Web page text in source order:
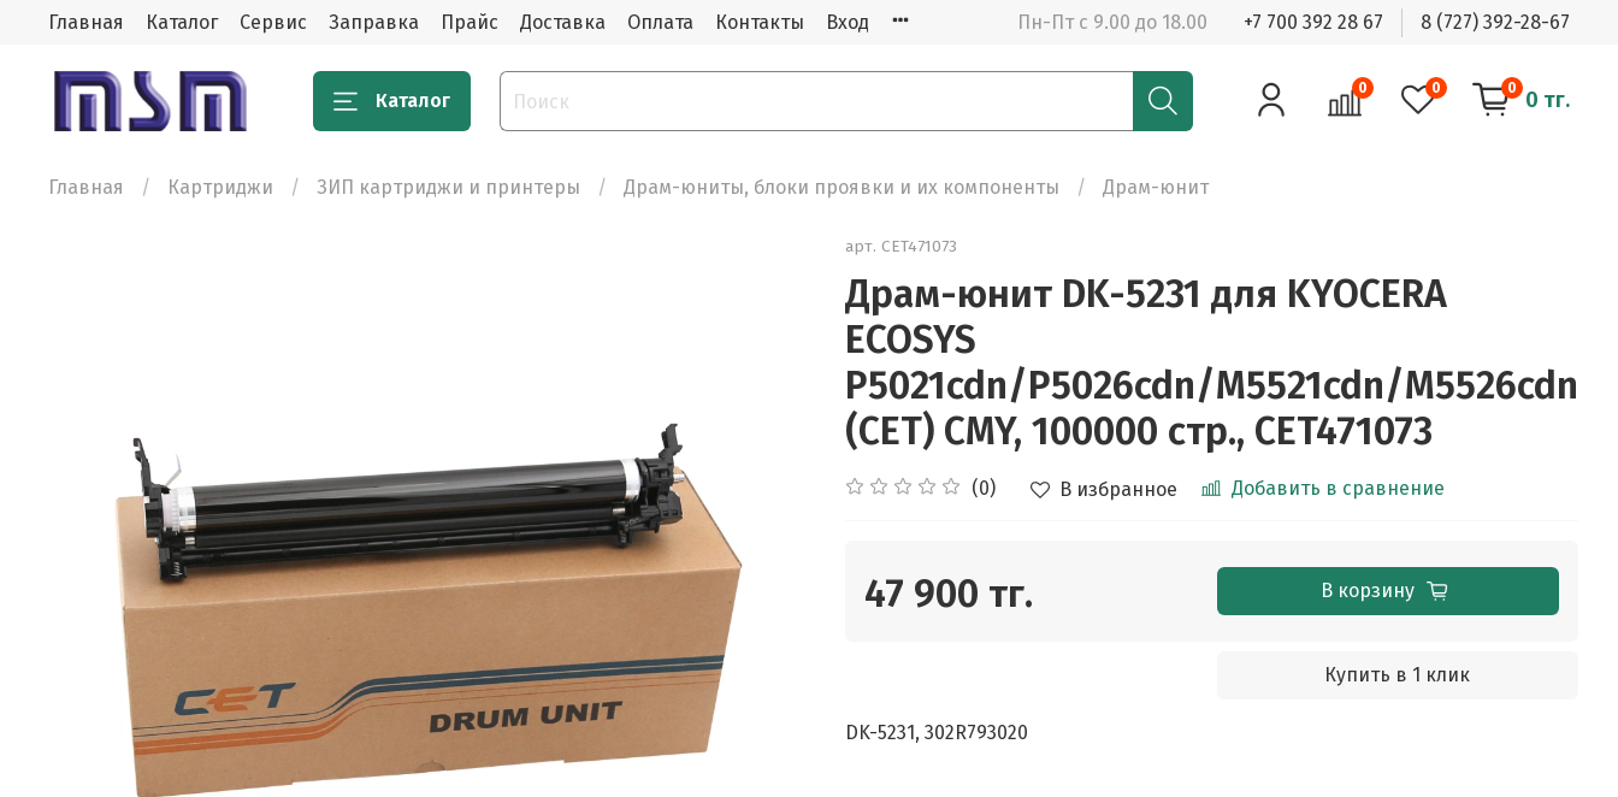
Главная Каталог Сервис Заправка Прайс Доставка Оплата Контакты Вход Пн-Пт с 9.00 до 18.00 +7 700 392 28 67 8 (727) 392-28-67
Каталог
0 0 0 0 тг.
Главная Картриджи ЗИП картриджи и принтеры Драм-юниты, блоки проявки и их компоненты Драм-юнит
арт. CET471073
Драм-юнит DK-5231 для KYOCERA
ECOSYS
P5021cdn/P5026cdn/M5521cdn/M5526cdn
(CET) CMY, 100000 стр., CET471073
(0) В избранное Добавить в сравнение
47 900 тг. В корзину
Купить в 1 клик
DK-5231, 302R793020